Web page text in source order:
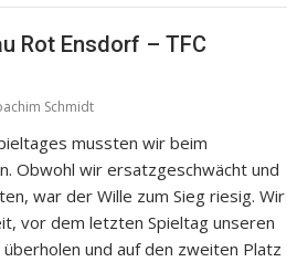
Rot Ensdorf – TFC
Schmidt
mussten wir beim
Obwohl wir ersatzgeschwächt und
war der Wille zum Sieg riesig. Wir
vor dem letzten Spieltag unseren
und auf den zweiten Platz